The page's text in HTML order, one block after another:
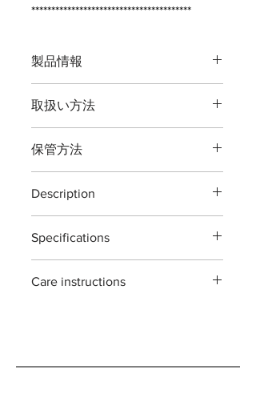
****************************************
製品情報
全長：約１６５ミリ
重量：約１７０グラム
刃渡：約５０ミリ
鋼材： 高炭素刃物鋼 -鍛造- JIS [
Japanese Industrial Standards ]
塗料：ソフトフィール塗料
刃先約５ミリ
付属：刃研保証書（１回無料券）
取扱い方法
ミリまでです。
主に切り花・生花華道に使う鋏です。
植物以外の切断、無理な使い方をする
と破損する場合がございますご注意く
ださい。
※灌木・造花・針金・竹は切断できま
保管方法
た汚れをよくふき取り道具箱や室内で
の保管をおすすめいたします。汚れを
ふき取る際に刃物用油（ミシン油でも
よい）で拭き取り本体を保護する事で
錆びが発生しにくくなります。
ご自分で刃を研ぎ直される場合は専用
Description
The T8BS Ikebana shears are
designed for general garden use.
branches,roses,flower and
Specifications
forging'
Care instructions